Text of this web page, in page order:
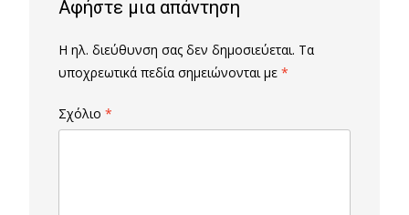
Αφήστε μια απάντηση
Η ηλ. διεύθυνση σας δεν δημοσιεύεται. Τα
υποχρεωτικά πεδία σημειώνονται με *
Σχόλιο *